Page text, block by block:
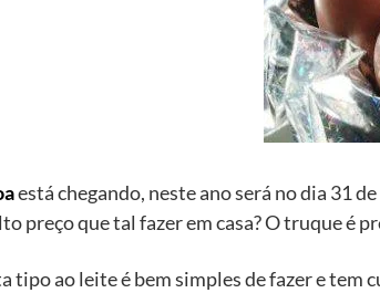
está chegando, neste ano será no dia 31
preço que tal fazer em casa? O truque é
tipo ao leite é bem simples de fazer e tem